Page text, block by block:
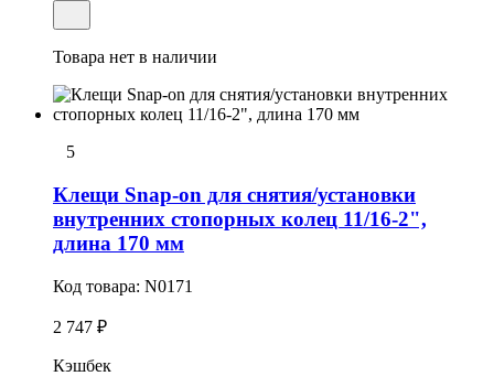
Товара нет в наличии
5
Клещи Snap-on для снятия/установки
внутренних стопоpных колец 11/16-2",
длина 170 мм
Код товара: N0171
2 747 ₽
Кэшбек